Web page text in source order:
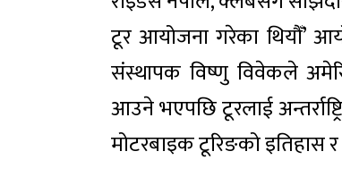
टूर आयोजना गरेका थियौँ’
संस्थापक विष्णु विवेकले
आउने भएपछि टूरलाई
मोटरबाइक टूरिङको इतिहास